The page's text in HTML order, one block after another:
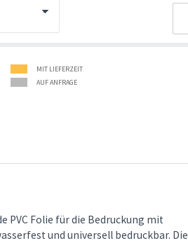
MIT LIEFERZEIT
AUF ANFRAGE
PVC Folie für die Bedruckung mit
und universell bedruckbar. Die